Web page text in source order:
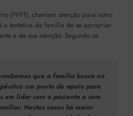
(1991), chamam atenção para outro
a tentativa da família de se apropriar
e de sua atenção. Segundo os
que a família busca no
um ponto de apoio para
em lidar com o paciente e com
Nestes casos há maior